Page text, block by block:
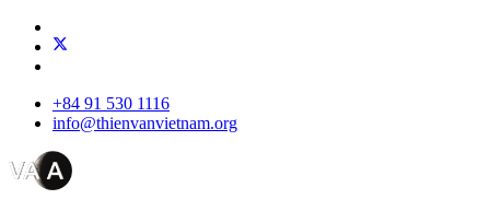
+84 91 530 1116
info@thienvanvietnam.org